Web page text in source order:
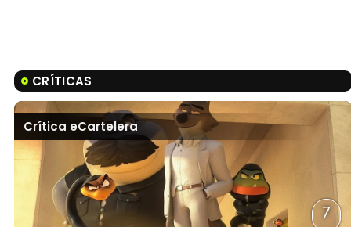
CRÍTICAS
Crítica eCartelera
7